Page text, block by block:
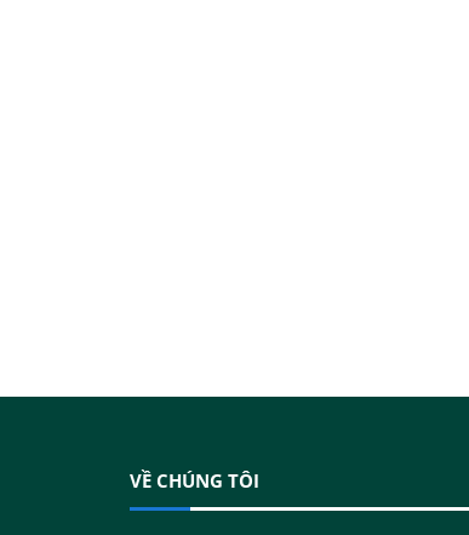
VỀ CHÚNG TÔI